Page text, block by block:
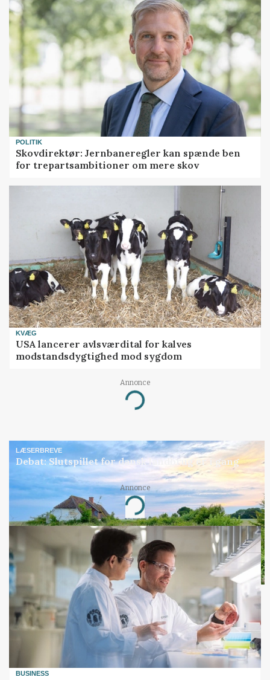
POLITIK
Skovdirektør: Jernbaneregler kan spænde ben
for trepartsambitioner om mere skov
KVÆG
USA lancerer avlsværdital for kalves
modstandsdygtighed mod sygdom
Annonce
Loading...
LÆSERBREVE
Debat: Slutspillet for dansk landbrug er i gang
Annonce
Loading...
BUSINESS